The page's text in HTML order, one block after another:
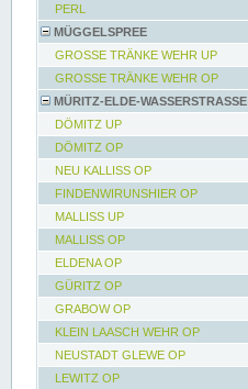
PERL
MÜGGELSPREE
GROSSE TRÄNKE WEHR UP
GROSSE TRÄNKE WEHR OP
MÜRITZ-ELDE-WASSERSTRASSE
DÖMITZ UP
DÖMITZ OP
NEU KALLISS OP
FINDENWIRUNSHIER OP
MALLISS UP
MALLISS OP
ELDENA OP
GÜRITZ OP
GRABOW OP
KLEIN LAASCH WEHR OP
NEUSTADT GLEWE OP
LEWITZ OP